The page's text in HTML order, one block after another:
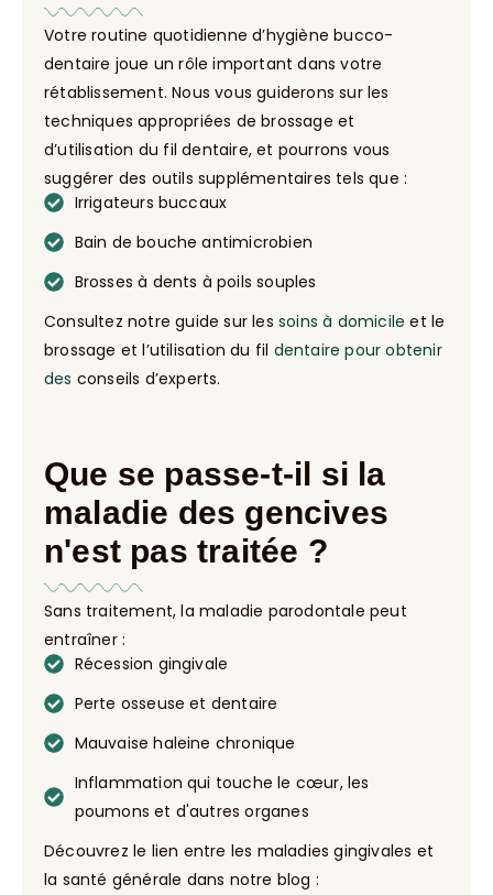
Votre routine quotidienne d’hygiène bucco-
dentaire joue un rôle important dans votre
rétablissement. Nous vous guiderons sur les
techniques appropriées de brossage et
d’utilisation du fil dentaire, et pourrons vous
suggérer des outils supplémentaires tels que :
Irrigateurs buccaux
Bain de bouche antimicrobien
Brosses à dents à poils souples
Consultez notre guide sur les soins à domicile et le
brossage et l’utilisation du fil dentaire pour obtenir
des conseils d’experts.
Que se passe-t-il si la
maladie des gencives
n'est pas traitée ?
Sans traitement, la maladie parodontale peut
entraîner :
Récession gingivale
Perte osseuse et dentaire
Mauvaise haleine chronique
Inflammation qui touche le cœur, les
poumons et d'autres organes
Découvrez le lien entre les maladies gingivales et
la santé générale dans notre blog :